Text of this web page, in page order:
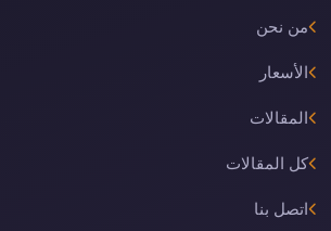
من نحن
الأسعار
المقالات
كل المقالات
اتصل بنا